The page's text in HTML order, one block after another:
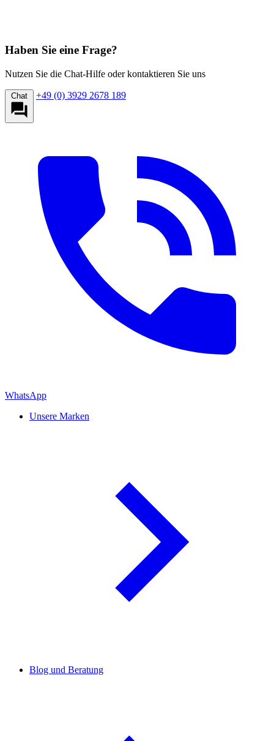
Haben Sie eine Frage?
Nutzen Sie die Chat-Hilfe oder kontaktieren Sie uns
Chat +49 (0) 3929 2678 189
WhatsApp
Unsere Marken
Blog und Beratung